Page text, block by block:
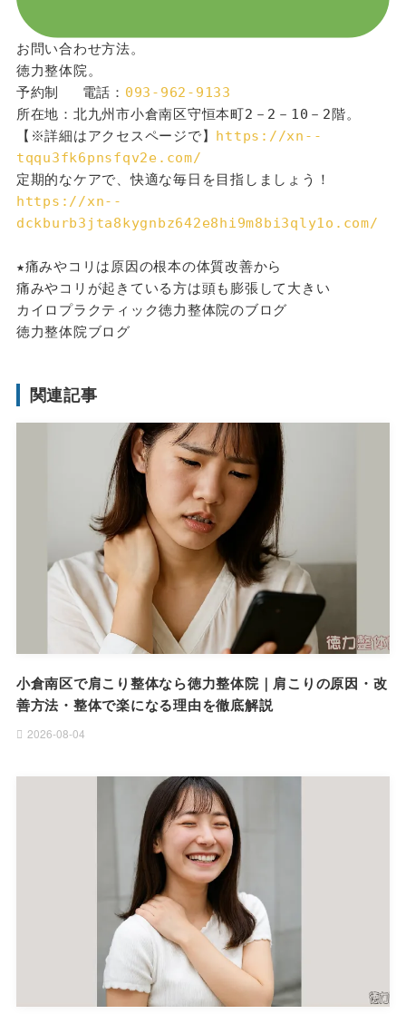
お問い合わせ方法。
徳力整体院。
予約制 　電話： 093-962-9133
所在地：北九州市小倉南区守恒本町2－2－10－2階。
【※詳細はアクセスページで】 https://xn--
tqqu3fk6pnsfqv2e.com/
定期的なケアで、快適な毎日を目指しましょう！
https://xn--
dckburb3jta8kygnbz642e8hi9m8bi3qly1o.com/
★痛みやコリは原因の根本の体質改善から
痛みやコリが起きている方は頭も膨張して大きい
カイロプラクティック徳力整体院のブログ
徳力整体院ブログ
関連記事
小倉南区で肩こり整体なら徳力整体院｜肩こりの原因・改
善方法・整体で楽になる理由を徹底解説
2026-08-04